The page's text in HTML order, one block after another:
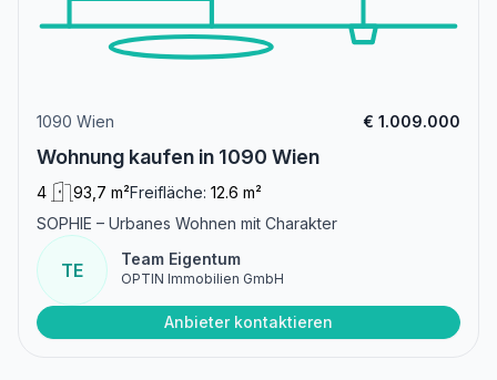
1090 Wien € 1.009.000
Wohnung kaufen in 1090 Wien
4 93,7 m²Freifläche: 12.6 m²
SOPHIE – Urbanes Wohnen mit Charakter
TE
Team Eigentum
OPTIN Immobilien GmbH
Anbieter kontaktieren